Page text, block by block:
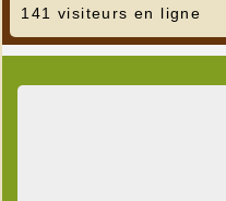
141 visiteurs en ligne